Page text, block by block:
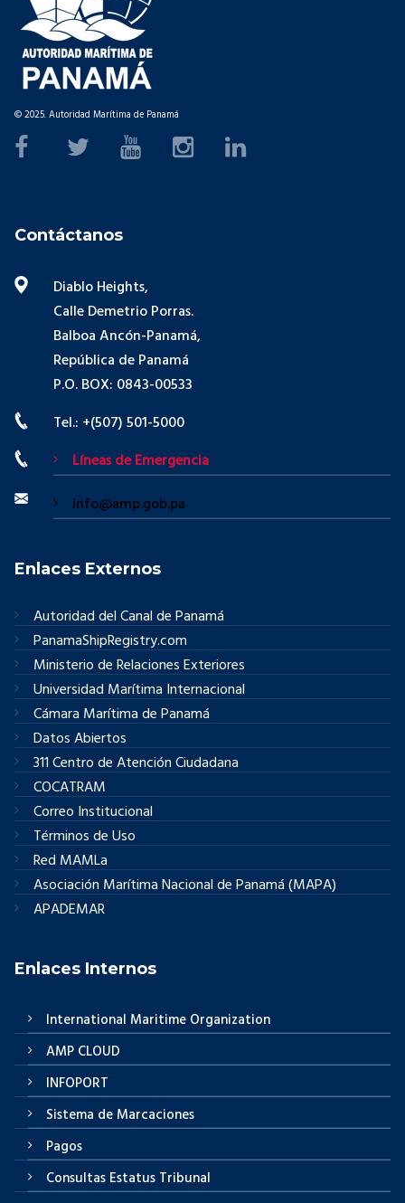
© 2025. Autoridad Marítima de Panamá
Contáctanos
Diablo Heights,
Calle Demetrio Porras.
Balboa Ancón-Panamá,
República de Panamá
P.O. BOX: 0843-00533
Tel.: +(507) 501-5000
Líneas de Emergencia
info@amp.gob.pa
Enlaces Externos
Autoridad del Canal de Panamá
PanamaShipRegistry.com
Ministerio de Relaciones Exteriores
Universidad Marítima Internacional
Cámara Marítima de Panamá
Datos Abiertos
311 Centro de Atención Ciudadana
COCATRAM
Correo Institucional
Términos de Uso
Red MAMLa
Asociación Marítima Nacional de Panamá (MAPA)
APADEMAR
Enlaces Internos
International Maritime Organization
AMP CLOUD
INFOPORT
Sistema de Marcaciones
Pagos
Consultas Estatus Tribunal